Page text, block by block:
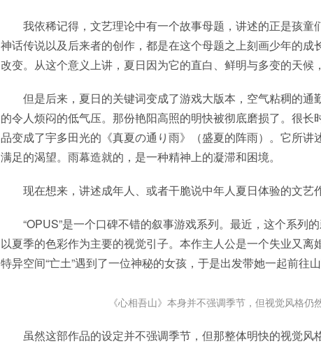
我依稀记得，文艺理论中有一个故事母题，讲述的正是孩童
神话传说以及后来者的创作，都是在这个母题之上刻画少年的成
改变。从这个意义上讲，夏日因为它的直白、鲜明与多变的天候
但是后来，夏日的关键词变成了游戏大版本，空气粘稠的通
的令人烦闷的低气压。那份艳阳高照的明快被彻底磨损了。很长
品变成了宇多田光的《真夏の通り雨》（盛夏的阵雨）。它所讲
满足的渴望。雨幕造就的，是一种精神上的凝滞和困境。
现在想来，讲述成年人、或者干脆说中年人夏日体验的文艺
“OPUS”是一个口碑不错的叙事游戏系列。最近，这个系列
以夏季的色彩作为主要的视觉引子。本作主人公是一个失业又
特异空间“亡土”遇到了一位神秘的女孩，于是出发带她一起前往
《心相吾山》本身并不强调季节，但视觉风格仍
虽然这部作品的设定并不强调季节，但那整体明快的视觉风